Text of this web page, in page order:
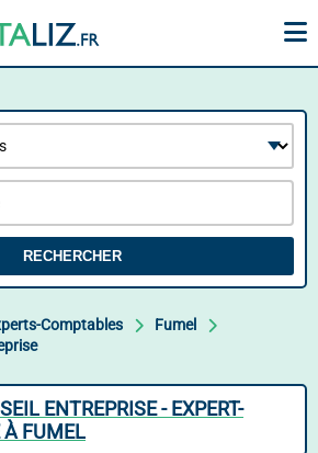
RECHERCHER
Comptables
Fumel
ENTREPRISE - EXPERT-
À FUMEL